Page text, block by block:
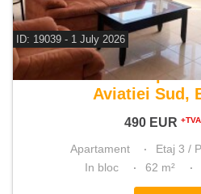
ID: 19039 - 1 July 2026
De inchiriat
Aviatiei Sud,
490 EUR +TVA
Apartament Etaj 3 /
In bloc
62 m²